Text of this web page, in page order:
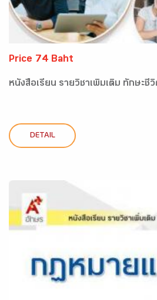
Price 74 Baht
หนังสือเรียน รายวิชาเพิ่มเติม ทักษะชีวิ
DETAIL